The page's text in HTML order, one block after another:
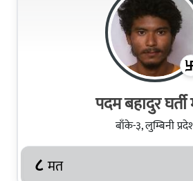
पदम बहादुर
बाँके-३, लुम्बिनी
८ मत